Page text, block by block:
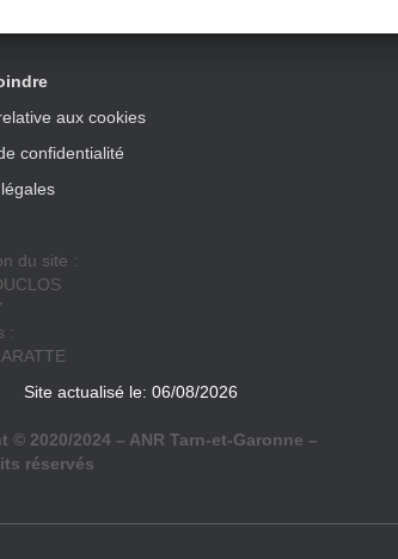
aux cookies
confidentialité
du site :
:
Site actualisé le: 06/08/2026
© 2020/2024 – ANR Tarn-et-Garonne –
réservés